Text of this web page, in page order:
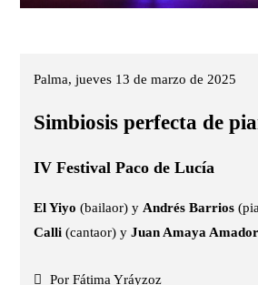
Palma, jueves 13 de marzo de 2025
Simbiosis perfecta de
IV Festival Paco de Lucía
El Yiyo (bailaor) y Andrés Barrios
Calli (cantaor) yJuan Amaya Amador
Por Fátima Yráyzoz